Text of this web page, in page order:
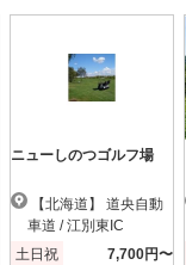
ニューしのつゴルフ場
車道 / 江別東IC
土日祝
7,700円〜